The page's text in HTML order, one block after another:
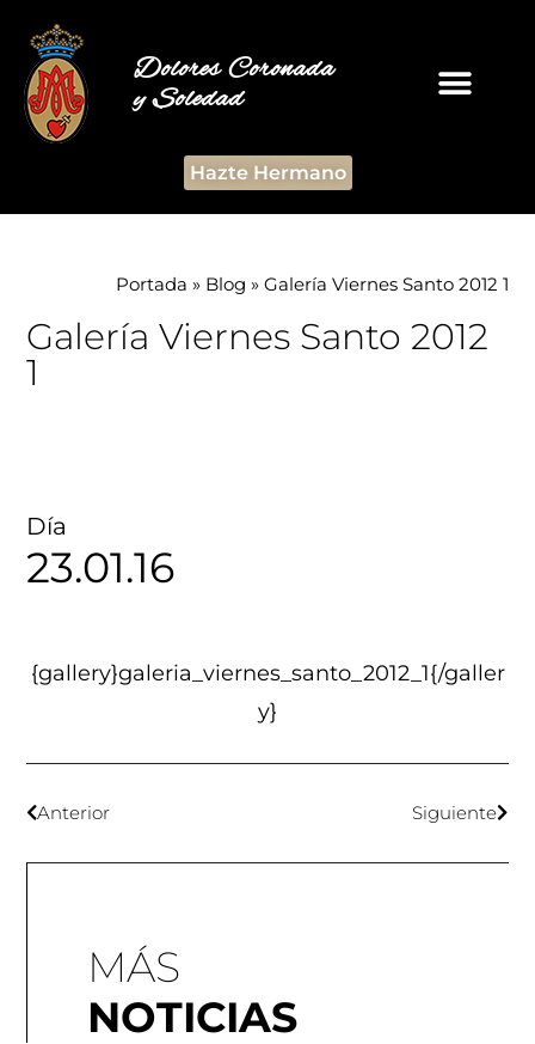
Dolores Coronada
y Soledad
Hazte Hermano
Portada » Blog » Galería Viernes Santo 2012 1
Galería Viernes Santo 2012
1
Día
23.01.16
{gallery}galeria_viernes_santo_2012_1{/galler
y}
Anterior Siguiente
MÁS
NOTICIAS